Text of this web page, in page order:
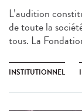
L’audition
de toute la
tous. La
INSTITUTIONNEL